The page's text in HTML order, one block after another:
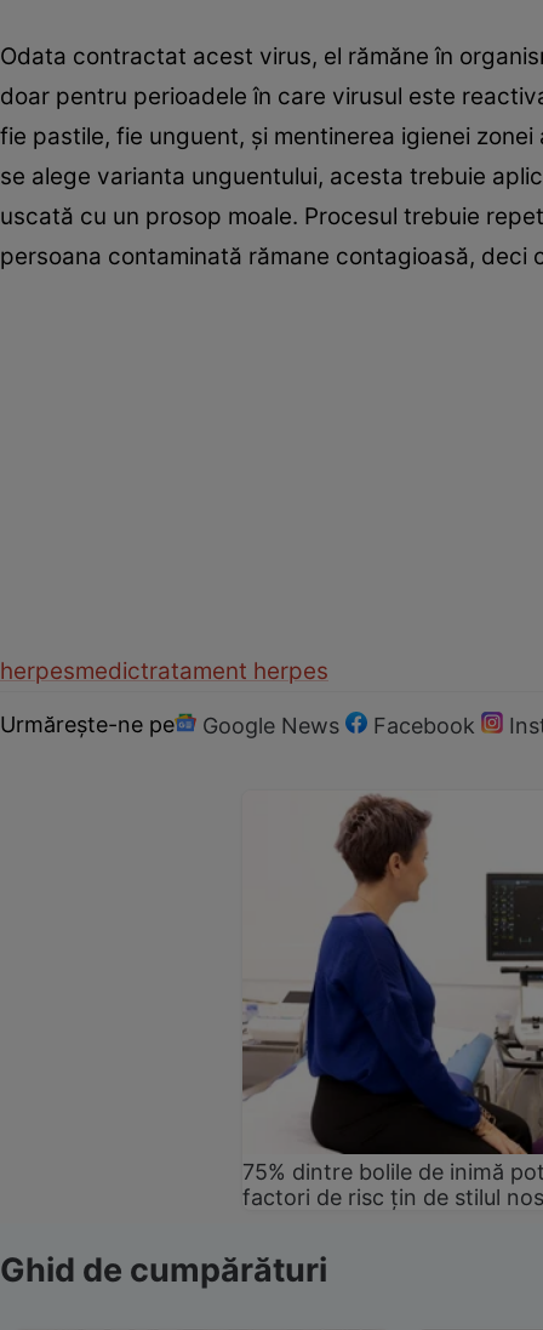
Odata contractat acest virus, el rămăne în
doar pentru perioadele în care virusul este
fie pastile, fie unguent, şi mentinerea igienei
se alege varianta unguentului, acesta trebuie
uscată cu un prosop moale. Procesul trebuie
persoana contaminată rămane contagioasă,
herpesmedictratament herpes
Urmărește-ne pe Google News Facebook
75% dintre bolile de inimă
factori de risc țin de stilul
Ghid de cumpărături